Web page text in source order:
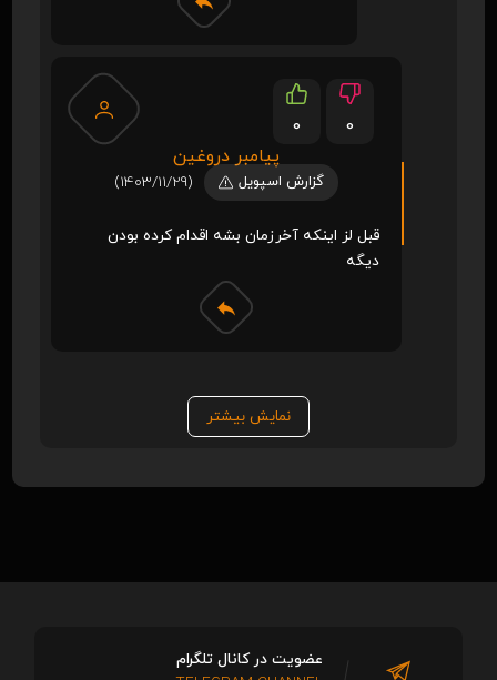
0
0
پیامبر دروغین
گزارش اسپویل (1403/11/29)
قبل لز اینکه آخرزمان بشه اقدام کرده بودن
دیگه
نمایش بیشتر
عضویت در کانال تلگرام